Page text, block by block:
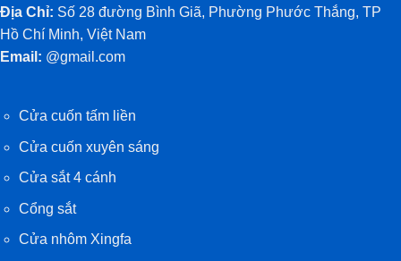
Địa Chỉ: Số 28 đường Bình Giã, Phường Phước Thắng, TP
Hồ Chí Minh, Việt Nam
Email: @gmail.com
Cửa cuốn tấm liền
Cửa cuốn xuyên sáng
Cửa sắt 4 cánh
Cổng sắt
Cửa nhôm Xingfa